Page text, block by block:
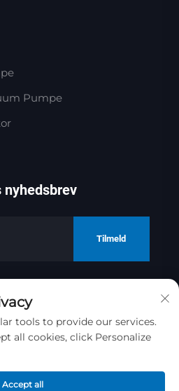
Pumpe
nyhedsbrev
Tilmeld
Jinan Golden
Co.ltd
tools to provide our services.
all cookies, click Personalize
Accept all